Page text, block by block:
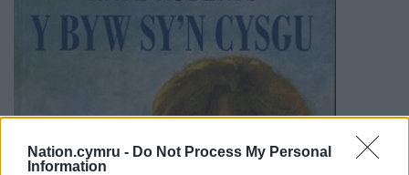
Nation.cymru - Do Not Process My Personal
Information